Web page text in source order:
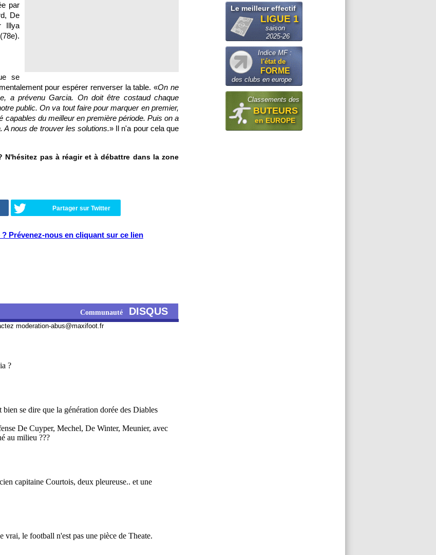
par
De
Illya
se
pour espérer renverser la table. «On ne
a prévenu Garcia. On doit être costaud chaque
public. On va tout faire pour marquer en premier,
du meilleur en première période. Puis on a
A nous de trouver les solutions.» Il n'a pour cela que
pas à réagir et à débattre dans la zone
Partager sur Twitter
Prévenez-nous en cliquant sur ce lien
Communauté DISQUS
moderation-abus@maxifoot.fr
Le meilleur effectif
LIGUE 1
saison
2025-26
Indice MF :
l'état de
FORME
des clubs en europe
Classements des
BUTEURS
en EUROPE